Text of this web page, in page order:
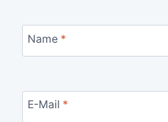
Name *
E-Mail *